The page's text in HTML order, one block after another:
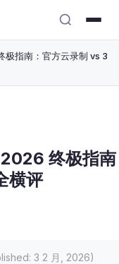
指南：官方云录制 vs 3
终极指
横评
3 2 月, 2026)